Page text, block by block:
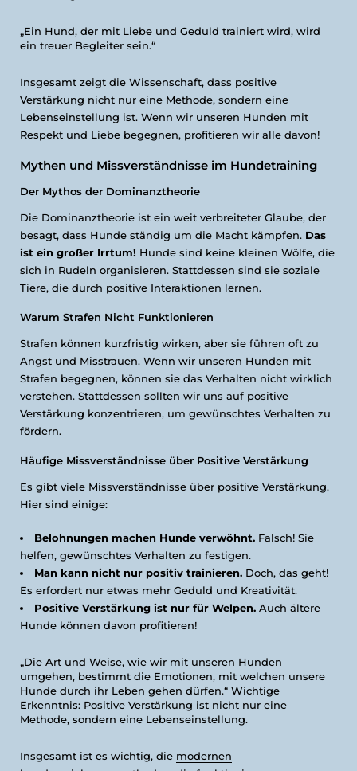
„Ein Hund, der mit Liebe und Geduld trainiert wird, wird
ein treuer Begleiter sein.“
Insgesamt zeigt die Wissenschaft, dass positive
Verstärkung nicht nur eine Methode, sondern eine
Lebenseinstellung ist. Wenn wir unseren Hunden mit
Respekt und Liebe begegnen, profitieren wir alle davon!
Mythen und Missverständnisse im Hundetraining
Der Mythos der Dominanztheorie
Die Dominanztheorie ist ein weit verbreiteter Glaube, der
besagt, dass Hunde ständig um die Macht kämpfen. Das
ist ein großer Irrtum! Hunde sind keine kleinen Wölfe, die
sich in Rudeln organisieren. Stattdessen sind sie soziale
Tiere, die durch positive Interaktionen lernen.
Warum Strafen Nicht Funktionieren
Strafen können kurzfristig wirken, aber sie führen oft zu
Angst und Misstrauen. Wenn wir unseren Hunden mit
Strafen begegnen, können sie das Verhalten nicht wirklich
verstehen. Stattdessen sollten wir uns auf positive
Verstärkung konzentrieren, um gewünschtes Verhalten zu
fördern.
Häufige Missverständnisse über Positive Verstärkung
Es gibt viele Missverständnisse über positive Verstärkung.
Hier sind einige:
Belohnungen machen Hunde verwöhnt. Falsch! Sie
helfen, gewünschtes Verhalten zu festigen.
Man kann nicht nur positiv trainieren. Doch, das geht!
Es erfordert nur etwas mehr Geduld und Kreativität.
Positive Verstärkung ist nur für Welpen. Auch ältere
Hunde können davon profitieren!
„Die Art und Weise, wie wir mit unseren Hunden
umgehen, bestimmt die Emotionen, mit welchen unsere
Hunde durch ihr Leben gehen dürfen.“ Wichtige
Erkenntnis: Positive Verstärkung ist nicht nur eine
Methode, sondern eine Lebenseinstellung.
Insgesamt ist es wichtig, die modernen